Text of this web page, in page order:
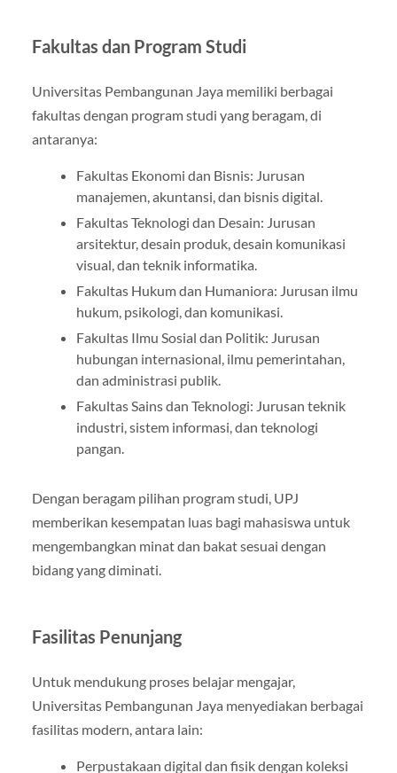
Fakultas dan Program Studi
Universitas Pembangunan Jaya memiliki berbagai
fakultas dengan program studi yang beragam, di
antaranya:
Fakultas Ekonomi dan Bisnis: Jurusan
manajemen, akuntansi, dan bisnis digital.
Fakultas Teknologi dan Desain: Jurusan
arsitektur, desain produk, desain komunikasi
visual, dan teknik informatika.
Fakultas Hukum dan Humaniora: Jurusan ilmu
hukum, psikologi, dan komunikasi.
Fakultas Ilmu Sosial dan Politik: Jurusan
hubungan internasional, ilmu pemerintahan,
dan administrasi publik.
Fakultas Sains dan Teknologi: Jurusan teknik
industri, sistem informasi, dan teknologi
pangan.
Dengan beragam pilihan program studi, UPJ
memberikan kesempatan luas bagi mahasiswa untuk
mengembangkan minat dan bakat sesuai dengan
bidang yang diminati.
Fasilitas Penunjang
Untuk mendukung proses belajar mengajar,
Universitas Pembangunan Jaya menyediakan berbagai
fasilitas modern, antara lain:
Perpustakaan digital dan fisik dengan koleksi